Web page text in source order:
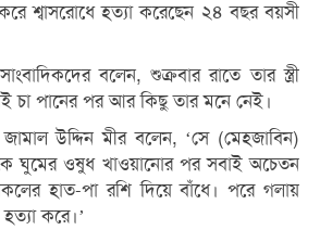
শ্বাসরোধে হত্যা করেছেন ২৪ বছর বয়সী
বলেন, শুক্রবার রাতে তার স্ত্রী
চা পানের পর আর কিছু তার মনে নেই।
উদ্দিন মীর বলেন, ‘সে (মেহজাবিন)
ঘুমের ওষুধ খাওয়ানোর পর সবাই অচেতন
হাত-পা রশি দিয়ে বাঁধে। পরে গলায়
করে।’